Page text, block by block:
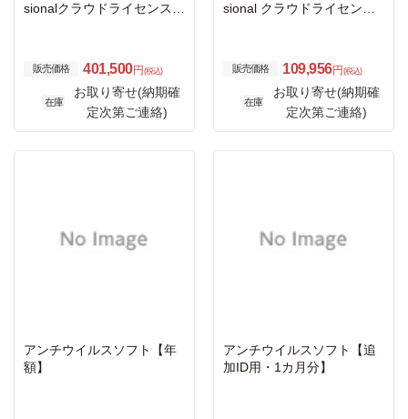
sionalクラウドライセンス
販売価格 401,500円 (税込)
在庫
お取り寄せ(納期確
定次第ご連絡)
sional クラウドライセンス
販売価格 109,956円 (税込)
在庫
お取り寄せ(納期確
定次第ご連絡)
アンチウイルスソフト【年
額】
アンチウイルスソフト【追
加ID用・1カ月分】